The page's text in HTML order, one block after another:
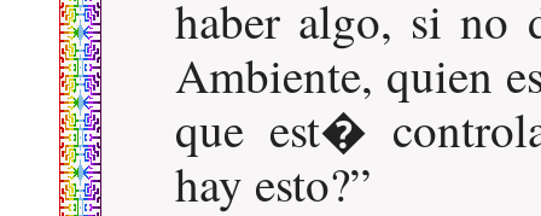
haber algo, si no
Ambiente, quien
que est�
hay esto?